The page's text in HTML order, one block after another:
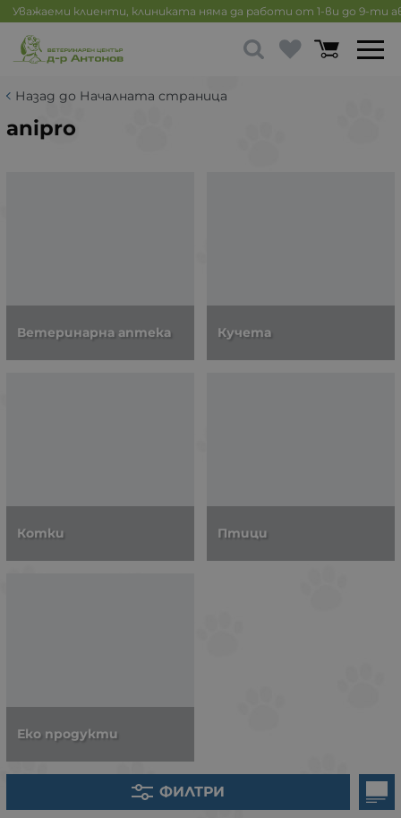
Уважаеми клиенти, клиниката няма да работи от 1-ви до 9-ти
Назад до Началната страница
anipro
Ветеринарна аптека Кучета
Котки Птици
Еко продукти
ФИЛТРИ